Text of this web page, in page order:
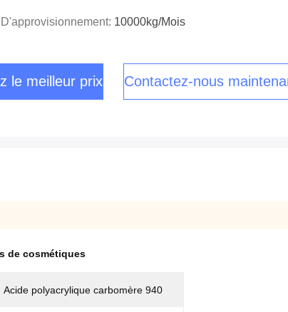
10000kg/mois
le meilleur prix Contactez-nous
de cosmétiques
Acide polyacrylique carbomère 940